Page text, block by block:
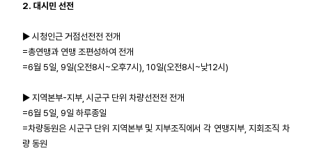
2. 대시민 선전
▶ 시청인근 거점선전전 전개
=총연맹과 연맹 조편성하여 전개
=6월 5일, 9일(오전8시~오후7시), 10일(오전8시~낮12시)
▶ 지역본부-지부, 시군구 단위 차량선전전 전개
=6월 5일, 9일 하루종일
=차량동원은 시군구 단위 지역본부 및 지부조직에서 각 연맹지부, 지회조직 차
량 동원